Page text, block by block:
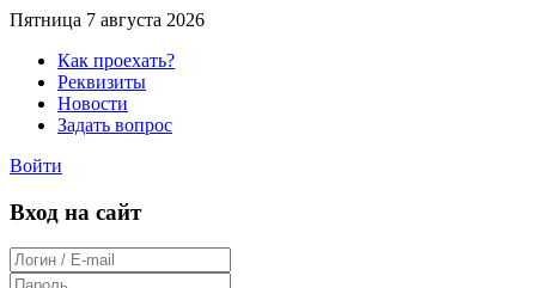
Пятница 7 августа 2026
Как проехать?
Реквизиты
Новости
Задать вопрос
Войти
Вход на сайт